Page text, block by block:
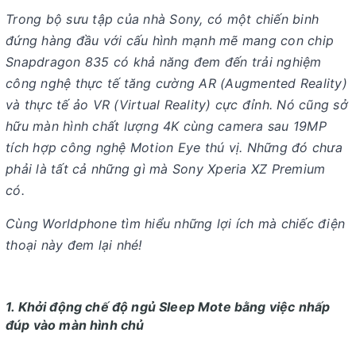
Trong bộ sưu tập của nhà Sony, có một chiến binh
đứng hàng đầu với cấu hình mạnh mẽ mang con chip
Snapdragon 835 có khả năng đem đến trải nghiệm
công nghệ thực tế tăng cường AR (Augmented Reality)
và thực tế ảo VR (Virtual Reality) cực đỉnh. Nó cũng sở
hữu màn hình chất lượng 4K cùng camera sau 19MP
tích hợp công nghệ Motion Eye thú vị. Những đó chưa
phải là tất cả những gì mà Sony Xperia XZ Premium
có.
Cùng Worldphone tìm hiểu những lợi ích mà chiếc điện
thoại này đem lại nhé!
1. Khởi động chế độ ngủ Sleep Mote bằng việc nhấp
đúp vào màn hình chủ